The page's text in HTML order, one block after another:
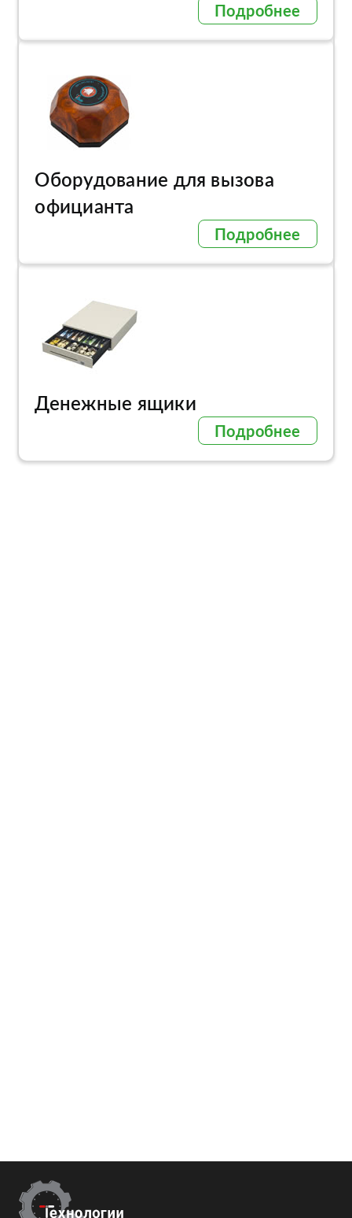
Подробнее
Оборудование для вызова
официанта
Подробнее
Денежные ящики
Подробнее